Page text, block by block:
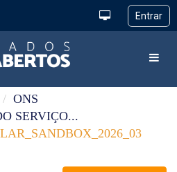
ONS
SERVIÇO...